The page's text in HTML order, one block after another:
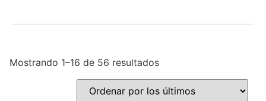
Mostrando 1–16 de 56 resultados